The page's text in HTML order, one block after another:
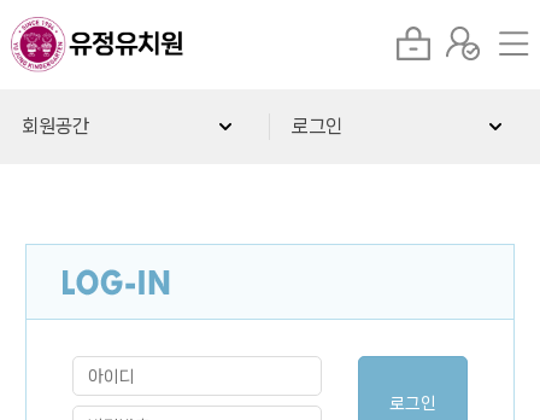
회원공간 로그인